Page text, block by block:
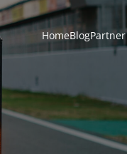
HomeBlogPartner